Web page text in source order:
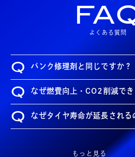
よくある質問
Q パンク修理剤と同じですか？
Q なぜ燃費向上・CO2削減で
Q なぜタイヤ寿命が延長される
もっと見る